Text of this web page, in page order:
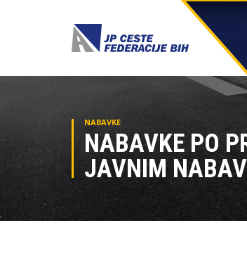
NABAVKE
NABAVKE PO
JAVNIM